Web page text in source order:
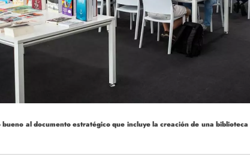
al documento estratégico que incluye la creación de una